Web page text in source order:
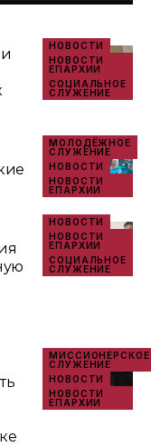
НОВОСТИ
НОВОСТИ
ЕПАРХИИ
СОЦИАЛЬНОЕ
СЛУЖЕНИЕ
МОЛОДЁЖНОЕ
СЛУЖЕНИЕ
НОВОСТИ
НОВОСТИ
ЕПАРХИИ
НОВОСТИ
НОВОСТИ
ЕПАРХИИ
СОЦИАЛЬНОЕ
СЛУЖЕНИЕ
МИССИОНЕРСКОЕ
СЛУЖЕНИЕ
НОВОСТИ
НОВОСТИ
ЕПАРХИИ